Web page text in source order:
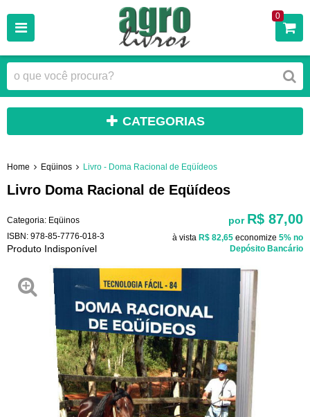
0
CATEGORIAS
Home Eqüinos Livro - Doma Racional de Eqüídeos
Livro Doma Racional de Eqüídeos
Categoria: Eqüinos
ISBN: 978-85-7776-018-3
Produto Indisponível
por R$ 87,00
à vista R$ 82,65 economize 5% no
Depósito Bancário